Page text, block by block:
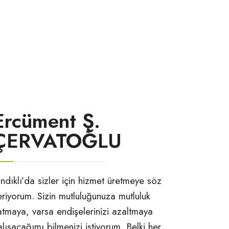
Ş.
sizler için hizmet üretmeye söz
Sizin mutluluğunuza mutluluk
varsa endişelerinizi azaltmaya